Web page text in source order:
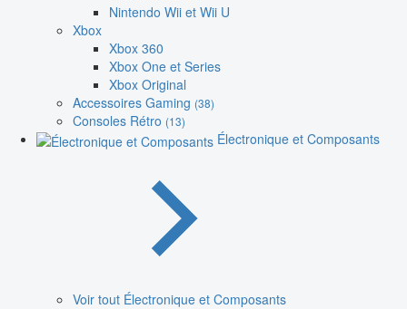
Nintendo Wii et Wii U
Xbox
Xbox 360
Xbox One et Series
Xbox Original
Accessoires Gaming (38)
Consoles Rétro (13)
Électronique et Composants
Voir tout Électronique et Composants